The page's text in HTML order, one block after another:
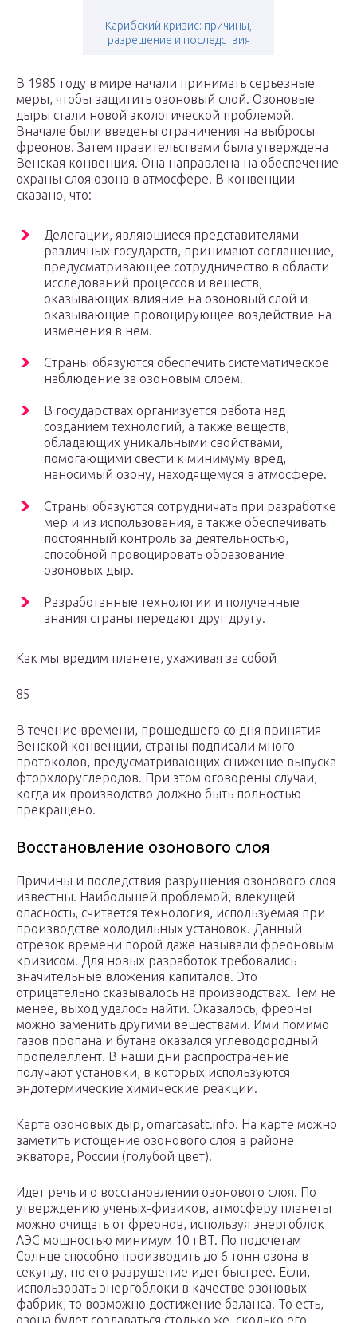
Карибский кризис: причины,
разрешение и последствия
В 1985 году в мире начали принимать серьезные
меры, чтобы защитить озоновый слой. Озоновые
дыры стали новой экологической проблемой.
Вначале были введены ограничения на выбросы
фреонов. Затем правительствами была утверждена
Венская конвенция. Она направлена на обеспечение
охраны слоя озона в атмосфере. В конвенции
сказано, что:
Делегации, являющиеся представителями
различных государств, принимают соглашение,
предусматривающее сотрудничество в области
исследований процессов и веществ,
оказывающих влияние на озоновый слой и
оказывающие провоцирующее воздействие на
изменения в нем.
Страны обязуются обеспечить систематическое
наблюдение за озоновым слоем.
В государствах организуется работа над
созданием технологий, а также веществ,
обладающих уникальными свойствами,
помогающими свести к минимуму вред,
наносимый озону, находящемуся в атмосфере.
Страны обязуются сотрудничать при разработке
мер и из использования, а также обеспечивать
постоянный контроль за деятельностью,
способной провоцировать образование
озоновых дыр.
Разработанные технологии и полученные
знания страны передают друг другу.
Как мы вредим планете, ухаживая за собой
85
В течение времени, прошедшего со дня принятия
Венской конвенции, страны подписали много
протоколов, предусматривающих снижение выпуска
фторхлоруглеродов. При этом оговорены случаи,
когда их производство должно быть полностью
прекращено.
Восстановление озонового слоя
Причины и последствия разрушения озонового слоя
известны. Наибольшей проблемой, влекущей
опасность, считается технология, используемая при
производстве холодильных установок. Данный
отрезок времени порой даже называли фреоновым
кризисом. Для новых разработок требовались
значительные вложения капиталов. Это
отрицательно сказывалось на производствах. Тем не
менее, выход удалось найти. Оказалось, фреоны
можно заменить другими веществами. Ими помимо
газов пропана и бутана оказался углеводородный
пропелеллент. В наши дни распространение
получают установки, в которых используются
эндотермические химические реакции.
Карта озоновых дыр, omartasatt.info. На карте можно
заметить истощение озонового слоя в районе
экватора, России (голубой цвет).
Идет речь и о восстановлении озонового слоя. По
утверждению ученых-физиков, атмосферу планеты
можно очищать от фреонов, используя энергоблок
АЭС мощностью минимум 10 rBT. По подсчетам
Солнце способно производить до 6 тонн озона в
секунду, но его разрушение идет быстрее. Если,
использовать энергоблоки в качестве озоновых
фабрик, то возможно достижение баланса. То есть,
озона будет создаваться столько же, сколько его